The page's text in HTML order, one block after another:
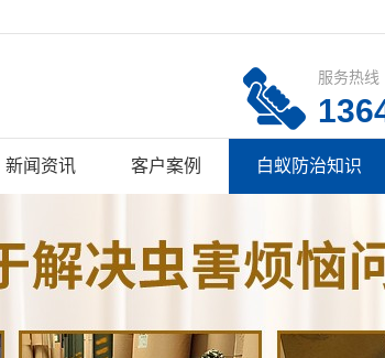
服务热线
新闻资讯 客户案例 白蚁防治知识